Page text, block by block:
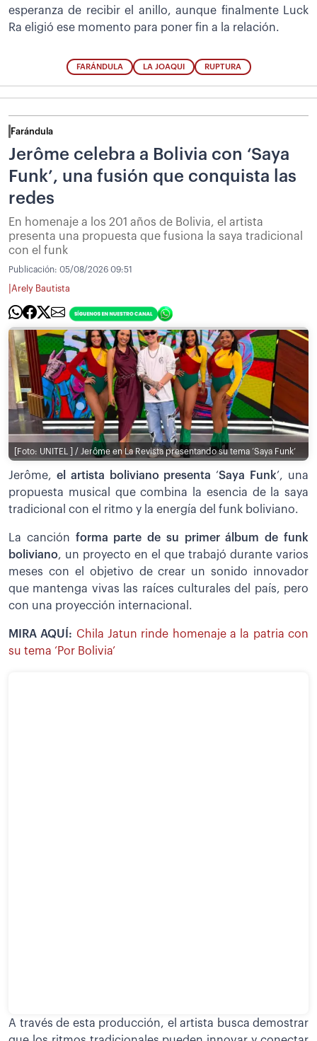
esperanza de recibir el anillo, aunque finalmente Luck
Ra eligió ese momento para poner fin a la relación.
FARÁNDULA LA JOAQUI RUPTURA
Farándula
Jerôme celebra a Bolivia con ‘Saya
Funk’, una fusión que conquista las
redes
En homenaje a los 201 años de Bolivia, el artista
presenta una propuesta que fusiona la saya tradicional
con el funk
Publicación: 05/08/2026 09:51
Arely Bautista
[Foto: UNITEL ] / Jerôme en La Revista presentando su tema ‘Saya Funk’
Jerôme, el artista boliviano presenta ‘Saya Funk’, una
propuesta musical que combina la esencia de la saya
tradicional con el ritmo y la energía del funk boliviano.
La canción forma parte de su primer álbum de funk
boliviano, un proyecto en el que trabajó durante varios
meses con el objetivo de crear un sonido innovador
que mantenga vivas las raíces culturales del país, pero
con una proyección internacional.
MIRA AQUÍ: Chila Jatun rinde homenaje a la patria con
su tema ‘Por Bolivia’
A través de esta producción, el artista busca demostrar